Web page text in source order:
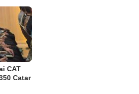
CAT
Catar